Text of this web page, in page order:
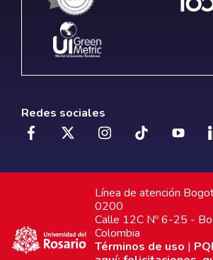
Redes sociales
Línea de atención
0200
Calle 12C Nº 6-25 -
Colombia
Términos de uso |